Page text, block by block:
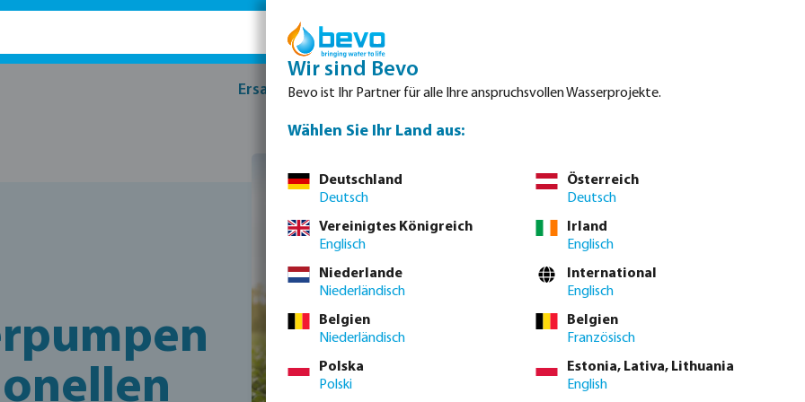
Ersatzteile Produktdatenblätter Waterpoints Service
Wir sind Bevo
Bevo ist Ihr Partner für alle Ihre anspruchsvollen Wasserprojekte.
Wählen Sie Ihr Land aus:
Deutschland
Deutsch
Österreich
Deutsch
Vereinigtes Königreich
Englisch
Irland
Englisch
Niederlande
Niederländisch
International
Englisch
Belgien
Niederländisch
Belgien
Französisch
Polska
Polski
Estonia, Lativa, Lithuania
English